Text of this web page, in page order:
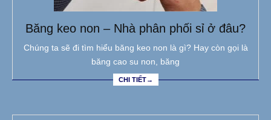
Băng keo non – Nhà phân phối sỉ ở đâu?
Chúng ta sẽ đi tìm hiểu băng keo non là gì? Hay còn gọi là
băng cao su non, băng
CHI TIẾT→